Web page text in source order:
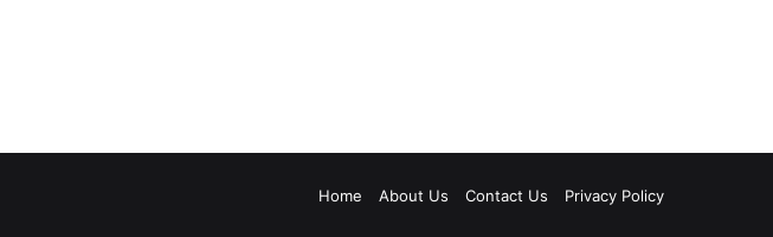
Home About Us Contact Us Privacy Policy